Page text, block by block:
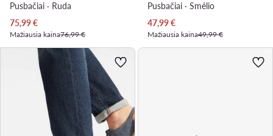
Pusbačiai · Ruda
Dabartinė kaina
75,99€
Mažiausia kaina76,99 €
Pusbačiai · Smėlio
Dabartinė kaina
47,99€
Mažiausia kaina49,99 €